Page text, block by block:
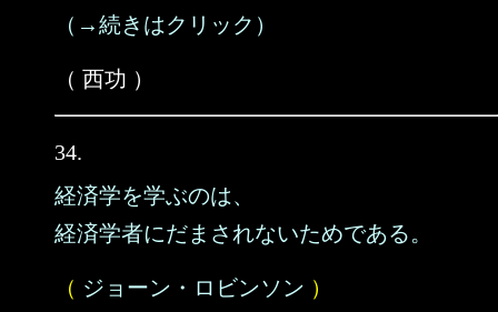
（→続きはクリック）
（ 西功 ）
34.
経済学を学ぶのは、
経済学者にだまされないためである。
（ ジョーン・ロビンソン ）